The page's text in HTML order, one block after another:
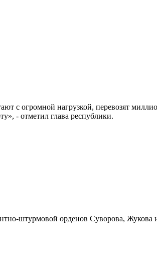
с огромной нагрузкой, перевозят
- отметил глава республики.
штурмовой орденов Суворова, Жукова